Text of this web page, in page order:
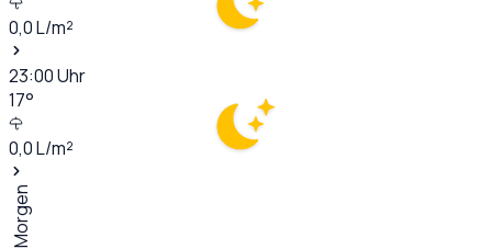
0,0L/m²
23:00Uhr
17°
0,0L/m²
Morgen